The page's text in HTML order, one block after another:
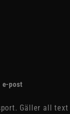
e-post
Gäller all text